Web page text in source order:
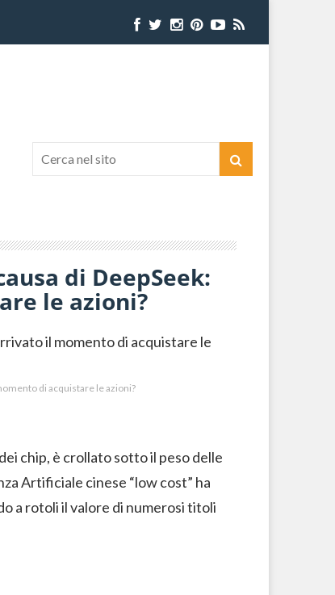
di DeepSeek:
le azioni?
di acquistare le azioni?
chip, è crollato sotto il peso delle
Artificiale cinese “low cost” ha
a rotoli il valore di numerosi titoli